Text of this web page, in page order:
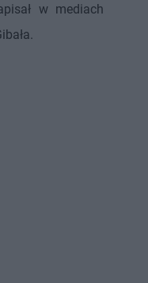
w mediach